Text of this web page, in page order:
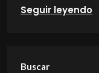
Seguir leyendo
Buscar